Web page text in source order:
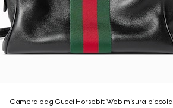
Camera bag Gucci Horsebit Web misura piccola